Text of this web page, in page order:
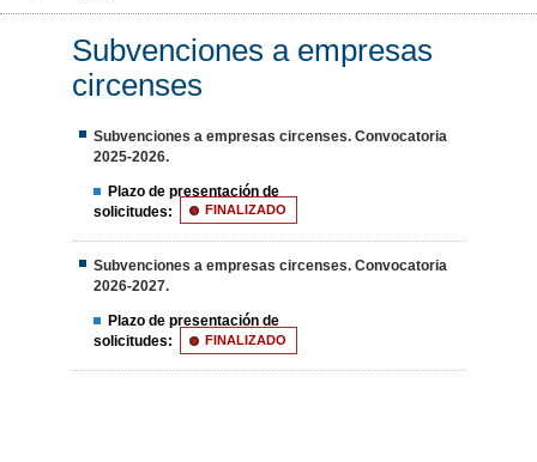
Subvenciones a empresas
circenses
Subvenciones a empresas circenses. Convocatoria
2025-2026.
Plazo de presentación de
solicitudes:
FINALIZADO
Subvenciones a empresas circenses. Convocatoria
2026-2027.
Plazo de presentación de
solicitudes:
FINALIZADO